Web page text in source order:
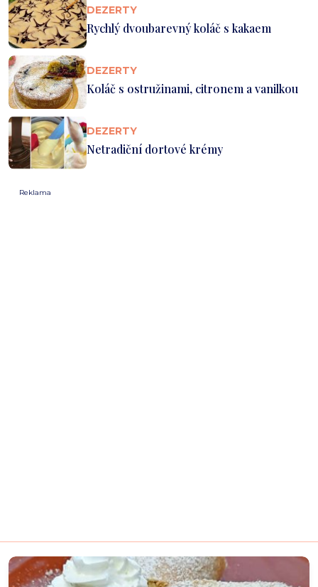
DEZERTY
Rychlý dvoubarevný koláč s kakaem
DEZERTY
Koláč s ostružinami, citronem a vanilkou
DEZERTY
Netradiční dortové krémy
Reklama